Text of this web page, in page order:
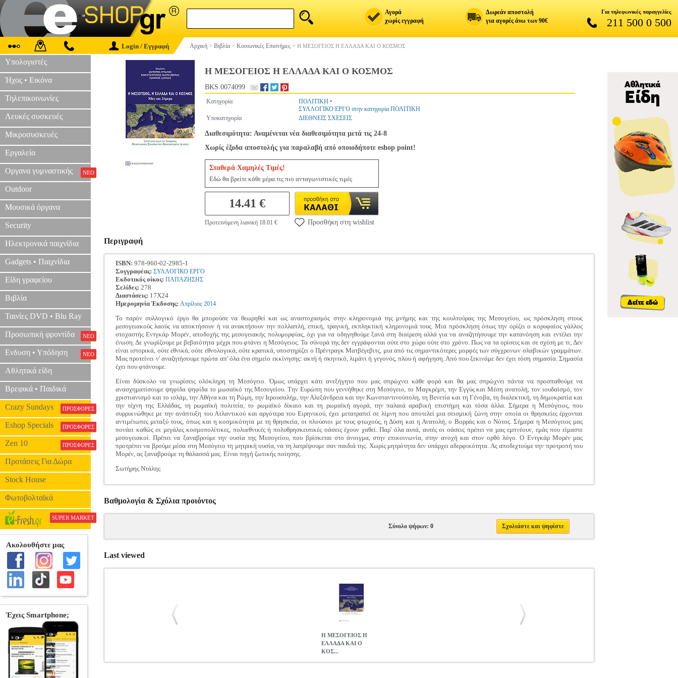
Αγορά
χωρίς εγγραφή
Δωρεάν αποστολή
για αγορές άνω των 90€
Για τηλεφωνικές παραγγελίες
211 500 0 500
Login / Εγγραφή Αρχική > Βιβλία > Κοινωνικές Επιστήμες > Η ΜΕΣΟΓΕΙΟΣ Η ΕΛΛΑΔΑ ΚΑΙ Ο ΚΟΣΜΟΣ
Υπολογιστές
Ήχος • Εικόνα
Τηλεπικοινωνίες
Λευκές συσκευές
Μικροσυσκευές
Εργαλεία
Οργανα γυμναστικής ΝΕΟ
Outdoor
Μουσικά όργανα
Security
Ηλεκτρονικά παιχνίδια
Gadgets • Παιχνίδια
Είδη γραφείου
Βιβλία
Ταινίες DVD • Blu Ray
Προσωπική φροντίδα ΝΕΟ
Ενδυση • Υπόδηση ΝΕΟ
Αθλητικά είδη
Βρεφικά • Παιδικά
Crazy Sundays ΠΡΟΣΦΟΡΕΣ
Eshop Specials ΠΡΟΣΦΟΡΕΣ
Zen 10 ΠΡΟΣΦΟΡΕΣ
Προτάσεις Για Δώρα
Stock House
Φωτοβολταϊκά
SUPER MARKET
Η ΜΕΣΟΓΕΙΟΣ Η ΕΛΛΑΔΑ ΚΑΙ Ο ΚΟΣΜΟΣ
BKS.0074099
Κατηγορία ΠΟΛΙΤΙΚΗ •
ΣΥΛΛΟΓΙΚΟ ΕΡΓΟ στην κατηγορία ΠΟΛΙΤΙΚΗ
Υποκατηγορία
ΔΙΕΘΝΕΙΣ ΣΧΕΣΕΙΣ
Διαθεσιμότητα: Αναμένεται νέα διαθεσιμότητα μετά τις 24-8
Χωρίς έξοδα αποστολής για παραλαβή από οποιοδήποτε eshop point!
Σταθερά Χαμηλές Τιμές!
Εδώ θα βρείτε κάθε μέρα τις πιο ανταγωνιστικές τιμές
14.41 €
Προτεινόμενη λιανική 18.01 € Προσθήκη στη wishlist
Περιγραφή
ISBN: 978-960-02-2985-1
Συγγραφέας: ΣΥΛΛΟΓΙΚΟ ΕΡΓΟ
Εκδοτικός οίκος: ΠΑΠΑΖΗΣΗΣ
Σελίδες: 278
Διαστάσεις: 17Χ24
Ημερομηνία Έκδοσης: Απρίλιος 2014
Το παρόν συλλογικό έργο θα μπορούσε να θεωρηθεί και ως αναστοχασμός στην κληρονομιά της μνήμης και της κουλτούρας της Μεσογείου, ως πρόσκληση στους
μεσογειακούς λαούς να αποκτήσουν ή να ανακτήσουν την πολλαπλή, επική, τραγική, εκπληκτική κληρονομιά τους. Μια πρόσκληση όπως την ορίζει ο κορυφαίος γάλλος
στοχαστής Εντγκάρ Μορέν, αποδοχής της μεσογειακής πολυμορφίας, όχι για να οδηγηθούμε ξανά στη διαίρεση αλλά για να αναζητήσουμε την κατανόηση και εντέλει την
ένωση. Δε γνωρίζουμε με βεβαιότητα μέχρι που φτάνει η Μεσόγειος. Τα σύνορά της δεν εγγράφονται ούτε στο χώρο ούτε στο χρόνο. Πως να τα ορίσεις και σε σχέση με τι; Δεν
είναι ιστορικά, ούτε εθνικά, ούτε εθνολογικά, ούτε κρατικά, υποστηρίζει ο Πρέντραγκ Ματβέγεβιτς, μια από τις σημαντικότερες μορφές των σύγχρονων σλαβικών γραμμάτων.
Μας προτείνει ν' αναζητήσουμε πρώτα απ' όλα ένα σημείο εκκίνησης: ακτή ή σκηνικό, λιμάνι ή γεγονός, πλου ή αφήγηση. Από που ξεκινάμε δεν έχει τόση σημασία. Σημασία
έχει που φτάνουμε.
Είναι δύσκολο να γνωρίσεις ολόκληρη τη Μεσόγειο. Όμως υπάρχει κάτι ανεξήγητο που μας σπρώχνει κάθε φορά και θα μας σπρώχνει πάντα να προσπαθούμε να
ανασχηματίσουμε ψηφίδα ψηφίδα το μωσαϊκό της Μεσογείου. Την Ευρώπη που γεννήθηκε στη Μεσόγειο, το Μαγκρέμπ, την Εγγύς και Μέση ανατολή, τον ιουδαϊσμό, τον
χριστιανισμό και το ισλάμ, την Αθήνα και τη Ρώμη, την Ιερουσαλήμ, την Αλεξάνδρεια και την Κωνσταντινούπολη, τη Βενετία και τη Γένοβα, τη διαλεκτική, τη δημοκρατία και
την τέχνη της Ελλάδας, τη ρωμαϊκή πολιτεία, το ρωμαϊκό δίκαιο και τη ρωμαϊκή αγορά, την παλαιά αραβική επιστήμη και τόσα άλλα. Σήμερα η Μεσόγειος, που
συρρικνώθηκε με την ανάπτυξη του Ατλαντικού και αργότερα του Ειρηνικού, έχει μετατραπεί σε λίμνη που αποτελεί μια σεισμική ζώνη στην οποία οι θρησκείες έρχονται
αντιμέτωπες μεταξύ τους, όπως και η κοσμικότητα με τη θρησκεία, οι πλούσιοι με τους φτωχούς, η Δύση και η Ανατολή, ο Βορράς και ο Νότος. Σήμερα η Μεσόγειος μας
πονάει καθώς οι μεγάλες κοσμοπολίτικες, πολυεθνικές ή πολυθρησκευτικές οάσεις έχουν χαθεί. Παρ' όλα αυτά, αυτές οι οάσεις πρέπει να μας εμπνέουν, εμάς που είμαστε
μεσογειακοί. Πρέπει να ξαναβρούμε την ουσία της Μεσογείου, που βρίσκεται στο άνοιγμα, στην επικοινωνία, στην ανοχή και στον ορθό λόγο. Ο Εντγκάρ Μορέν μας
προτρέπει να βρούμε μέσα στη Μεσόγειο τη μητρική ουσία, να τη λατρέψουμε σαν παιδιά της. Χωρίς μητρότητα δεν υπάρχει αδερφικότητα. Ας αποδεχτούμε την προτροπή του
Μορέν, ας ξαναβρούμε τη θάλασσά μας. Είναι πηγή ζωτικής ποίησης.
Σωτήρης Ντάλης
Βαθμολογία & Σχόλια προιόντος
Σύνολο ψήφων: 0 Σχολιάστε και ψηφίστε
Last viewed
Η ΜΕΣΟΓΕΙΟΣ Η
ΕΛΛΑΔΑ ΚΑΙ Ο
ΚΟΣ...